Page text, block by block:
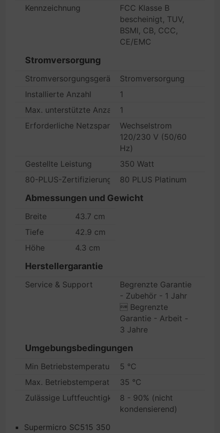
Kennzeichnung
FCC Klasse B
bescheinigt, TUV,
BSMI, CB, CCC,
CE/EMC
Stromversorgung
Stromversorgungsgerät
Stromversorgung
Installierte Anzahl
1
Max. unterstützte Anzahl
1
Erforderliche NetzspannungWechselstrom
120/230 V (50/60
Hz)
Gestellte Leistung
350 Watt
80-PLUS-Zertifizierung
80 PLUS Platinum
Abmessungen und Gewicht
Breite
43.7 cm
Tiefe
42.9 cm
Höhe
4.3 cm
Herstellergarantie
Service & Support
Begrenzte Garantie
- Zubehör - 1 Jahr
 Begrenzte
Garantie - Arbeit -
3 Jahre
Umgebungsbedingungen
Min Betriebstemperatur
5 °C
Max. Betriebstemperatur
35 °C
Zulässige Luftfeuchtigkeit im Betrieb
8 - 90% (nicht
kondensierend)
Supermicro SC515 350